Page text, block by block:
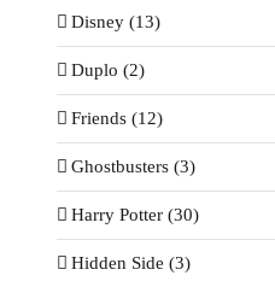
Disney (13)
Duplo (2)
Friends (12)
Ghostbusters (3)
Harry Potter (30)
Hidden Side (3)